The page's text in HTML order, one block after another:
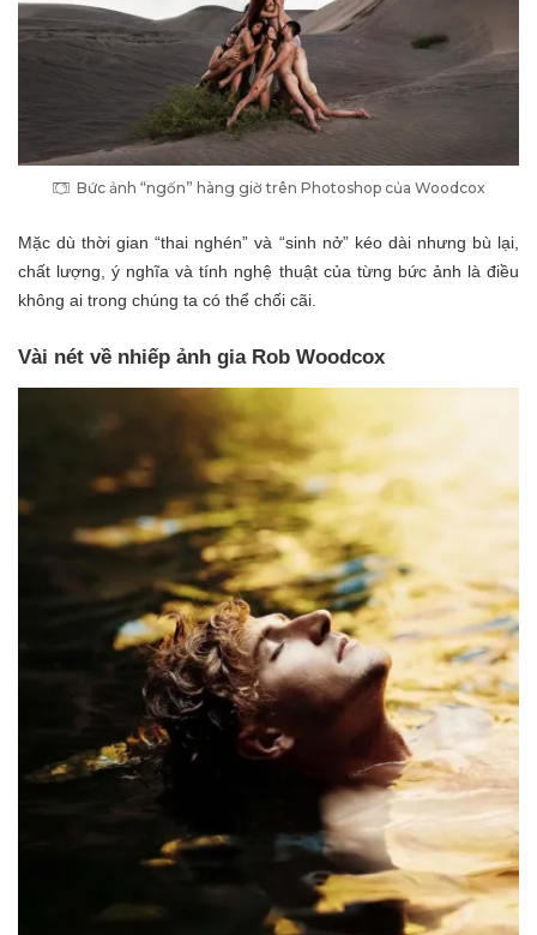
Bức ảnh “ngốn” hàng giờ trên Photoshop của Woodcox
Mặc dù thời gian “thai nghén” và “sinh nở” kéo dài nhưng bù lại,
chất lượng, ý nghĩa và tính nghệ thuật của từng bức ảnh là điều
không ai trong chúng ta có thể chối cãi.
Vài nét về nhiếp ảnh gia Rob Woodcox